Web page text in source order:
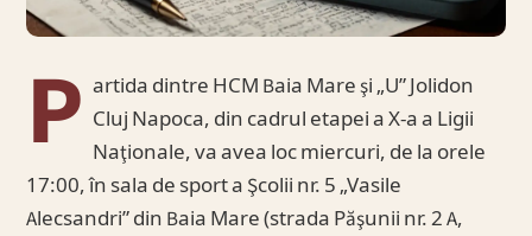
P artida dintre HCM Baia Mare şi „U” Jolidon
Cluj Napoca, din cadrul etapei a X-a a Ligii
Naţionale, va avea loc miercuri, de la orele
17:00, în sala de sport a Şcolii nr. 5 „Vasile
Alecsandri” din Baia Mare (strada Păşunii nr. 2 A,